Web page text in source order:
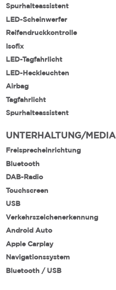
Spurhalteassistent
LED-Scheinwerfer
Reifendruckkontrolle
Isofix
LED-Tagfahrlicht
LED-Heckleuchten
Airbag
Tagfahrlicht
Spurhalteassistent
UNTERHALTUNG/MEDIA
Freisprecheinrichtung
Bluetooth
DAB-Radio
Touchscreen
USB
Verkehrszeichenerkennung
Android Auto
Apple Carplay
Navigationssystem
Bluetooth / USB